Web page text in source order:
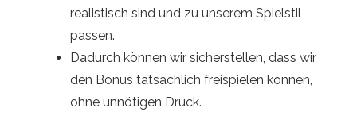
realistisch sind und zu unserem Spielstil
passen.
Dadurch können wir sicherstellen, dass wir
den Bonus tatsächlich freispielen können,
ohne unnötigen Druck.